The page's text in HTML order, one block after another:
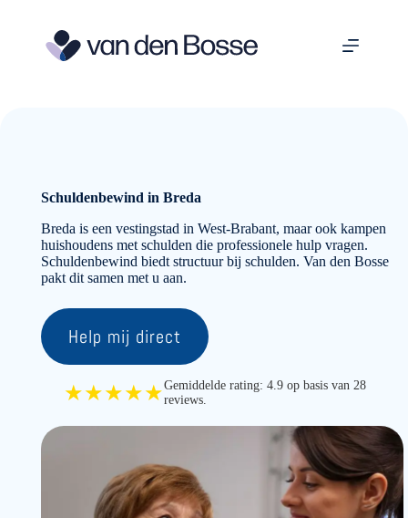
Schuldenbewind in Breda
Breda is een vestingstad in West-Brabant, maar ook kampen
huishoudens met schulden die professionele hulp vragen.
Schuldenbewind biedt structuur bij schulden. Van den Bosse
pakt dit samen met u aan.
Help mij direct
★★★★★Gemiddelde rating: 4.9 op basis van 28
reviews.